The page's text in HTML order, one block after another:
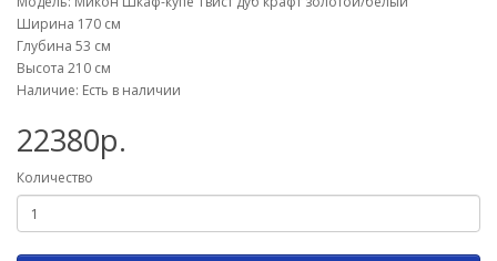
Ширина 170 см
Глубина 53 см
Высота 210 см
Наличие: Есть в наличии
22380р.
Количество